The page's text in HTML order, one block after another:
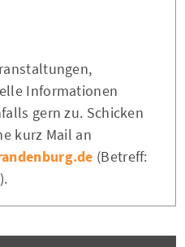
Informationen
gern zu. Schicken
kurz Mail an
(Betreff: